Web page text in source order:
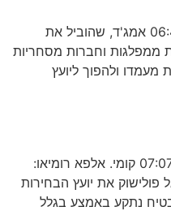
עבודה ערבית 4 - כבוד 06:20 - 06:43 אמג'ד, שהוביל את
ממפלגות וחברות מסחריות
מעמדו ולהפוך ליועץ
פולישוק 2 - אלפא רומיאו 06:32 - 07:07 קומי. אלפא רומיאו:
את יועץ הבחירות
נתקע באמצע בגלל